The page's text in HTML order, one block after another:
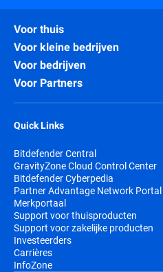
Voor thuis
Voor kleine bedrijven
Voor bedrijven
Voor Partners
Quick Links
Bitdefender Central
GravityZone Cloud Control Center
Bitdefender Cyberpedia
Partner Advantage Network Portal
Merkportaal
Support voor thuisproducten
Support voor zakelijke producten
Investeerders
Carrières
InfoZone